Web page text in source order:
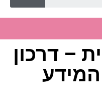
– דרכון
המידע